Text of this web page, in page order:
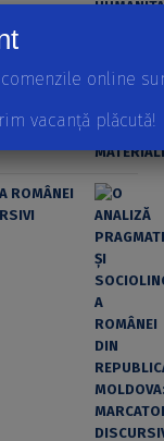
ROMÂNEI
online
vacanță plăcută!